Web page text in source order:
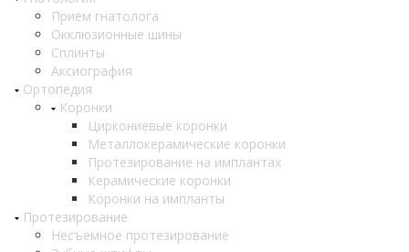
Прием гнатолога
Окклюзионные шины
Сплинты
Аксиография
Ортопедия
Коронки
Циркониевые коронки
Металлокерамические коронки
Протезирование на имплантах
Керамические коронки
Коронки на импланты
Протезирование
Несъемное протезирование